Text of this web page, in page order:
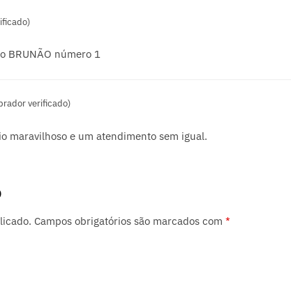
BRUNÃO número 1
verificado)
maravilhoso e um atendimento sem igual.
Campos obrigatórios são marcados com*